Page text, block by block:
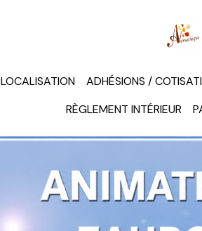
LOCALISATION ADHÉSIONS /
RÈGLEMENT INTÉRIEUR